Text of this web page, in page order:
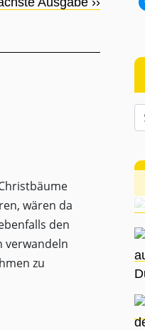
wären da
den
verwandeln
zu